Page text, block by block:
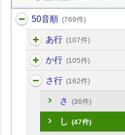
50音順 (769件)
あ行 (107件)
か行 (105件)
さ行 (162件)
さ (36件)
し (47件)